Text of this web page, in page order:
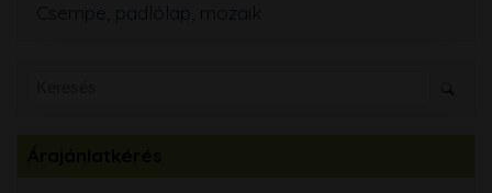
Csempe, padlólap, mozaik